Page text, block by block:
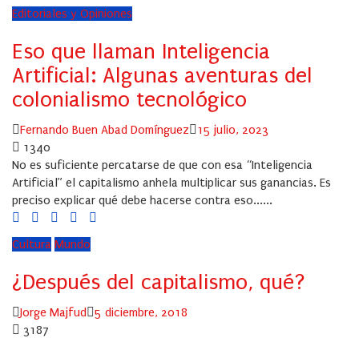
Editoriales y Opiniones
Eso que llaman Inteligencia
Artificial: Algunas aventuras del
colonialismo tecnológico
Author
Fernando Buen Abad Domínguez
Posted
15 julio, 2023
1340
No es suficiente percatarse de que con esa “Inteligencia
Artificial” el capitalismo anhela multiplicar sus ganancias. Es
preciso explicar qué debe hacerse contra eso......
Cultura Mundo
¿Después del capitalismo, qué?
Author
Jorge Majfud
Posted
5 diciembre, 2018
3187